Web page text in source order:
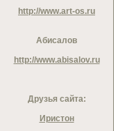
http://www.art-os.ru
Абисалов
http://www.abisalov.ru
Друзья сайта:
Иристон